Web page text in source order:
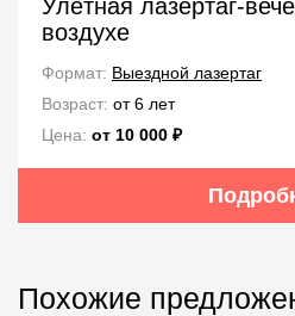
Улётная лазертаг-
воздухе
Формат: Выездной лазертаг
Возраст: от 6 лет
Цена: от 10 000 ₽
Похожие